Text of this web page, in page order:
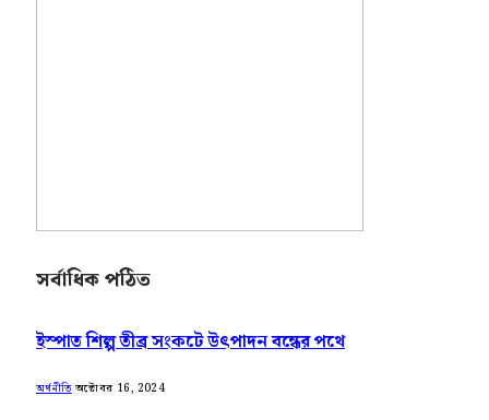
সর্বাধিক পঠিত
ইস্পাত শিল্প তীব্র সংকটে উৎপাদন বন্ধের পথে
অর্থনীতি অক্টোবর 16, 2024